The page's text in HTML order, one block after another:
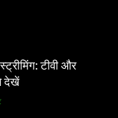
गंभीर आरोप
टीवी और
देखें